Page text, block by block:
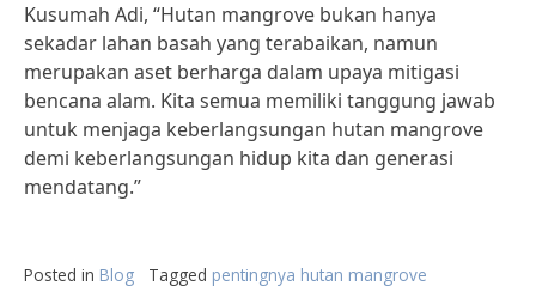
Kusumah Adi, “Hutan mangrove bukan hanya
sekadar lahan basah yang terabaikan, namun
merupakan aset berharga dalam upaya mitigasi
bencana alam. Kita semua memiliki tanggung jawab
untuk menjaga keberlangsungan hutan mangrove
demi keberlangsungan hidup kita dan generasi
mendatang.”
Posted in Blog Tagged pentingnya hutan mangrove